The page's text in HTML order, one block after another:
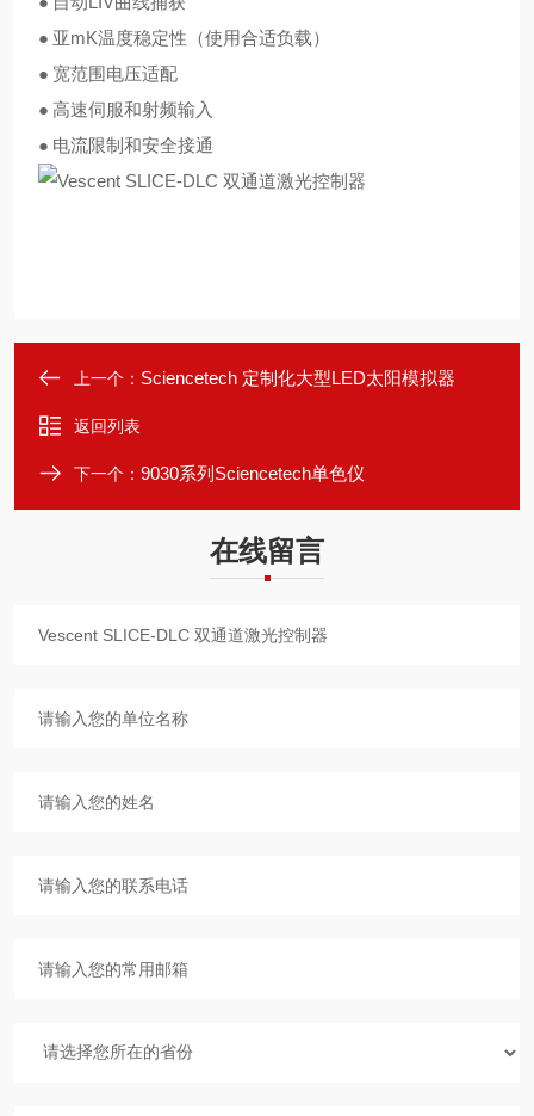
● 亚mK温度稳定性（使用合适负载）
● 宽范围电压适配
● 高速伺服和射频输入
● 电流限制和安全接通
上一个： Sciencetech 定制化大型LED太阳模拟器
返回列表
下一个： 9030系列Sciencetech单色仪
在线留言